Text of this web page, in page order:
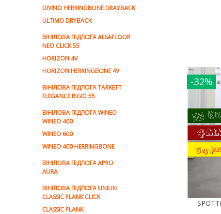
DIVINO HERRINGBONE DRAYBACK
ULTIMO DRYBACK
ВІНІЛОВА ПІДЛОГА ALSAFLOOR
NEO CLICK 55
HORIZON 4V
HORIZON HERRINGBONE 4V
ВІНІЛОВА ПІДЛОГА TARKETT
ELEGANCE RIGID 55
ВІНІЛОВА ПІДЛОГА WINEO
WINEO 400
WINEO 600
WINEO 400 HERRINGBONE
ВІНІЛОВА ПІДЛОГА APRO
AURA
ВІНІЛОВА ПІДЛОГА UNILIN
CLASSIC PLANK CLICK
CLASSIC PLANK
-32%